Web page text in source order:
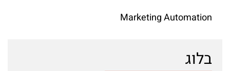
Marketing Automation
בלוג